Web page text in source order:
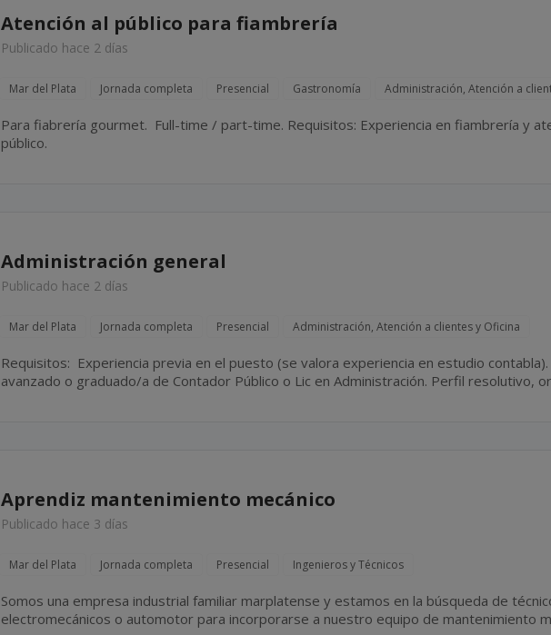
Atención al público para fiambrería
Publicado hace 2 días
Mar del Plata Jornada completa Presencial Gastronomía Administración, Atención a
Para fiabrería gourmet. Full-time / part-time. Requisitos: Experiencia en fiambrería y atencion al
público.
Administración general
Publicado hace 2 días
Mar del Plata Jornada completa Presencial Administración, Atención a clientes y Oficina
Requisitos: Experiencia previa en el puesto (se valora experiencia en estudio contabla). Estudio
avanzado o graduado/a de Contador Público o Lic en Administración. Perfil resolutivo, organizado
Aprendiz mantenimiento mecánico
Publicado hace 3 días
Mar del Plata Jornada completa Presencial Ingenieros y Técnicos
Somos una empresa industrial familiar marplatense y estamos en la búsqueda de
electromecánicos o automotor para incorporarse a nuestro equipo de mantenimiento